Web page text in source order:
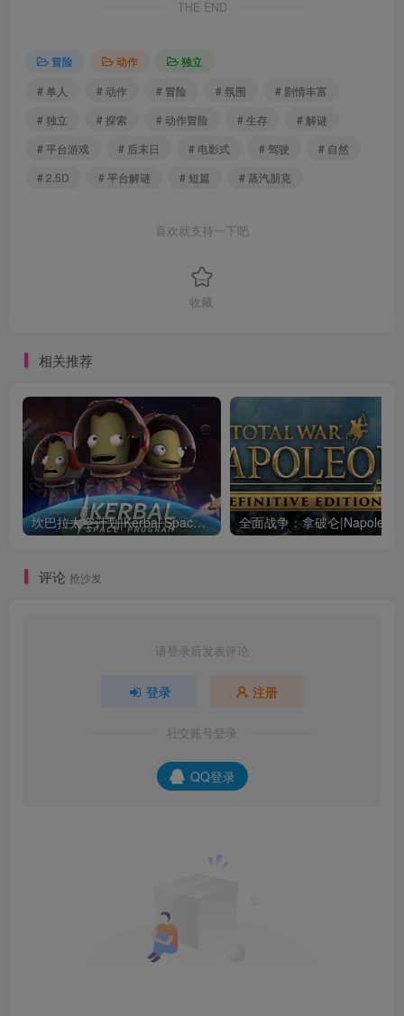
THE END
冒险 动作
独立
# 单人
# 动作 # 冒险 # 氛围
# 剧情丰富
# 独立
# 探索 # 动作冒险 # 生存
# 解谜
# 平台游戏
# 后末日 # 电影式 # 驾驶
# 自然
# 2.5D
# 平台解谜 # 短篇 # 蒸汽朋克
喜欢就支持一下吧
收藏
相关推荐
坎巴拉太空计划|Kerbal Space Program|1.12.5.3190|整合全DLC
评论 抢沙发
请登录后发表评论
登录 注册
社交账号登录
QQ登录